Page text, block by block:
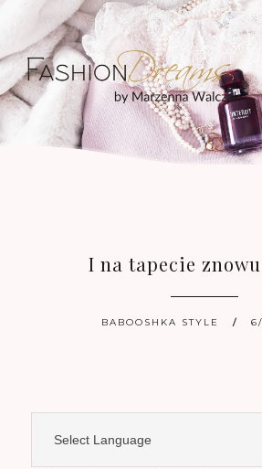
I na tapecie znowu
BABOOSHKA STYLE